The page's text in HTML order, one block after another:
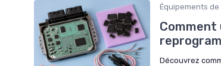
Équipements
Découvrez